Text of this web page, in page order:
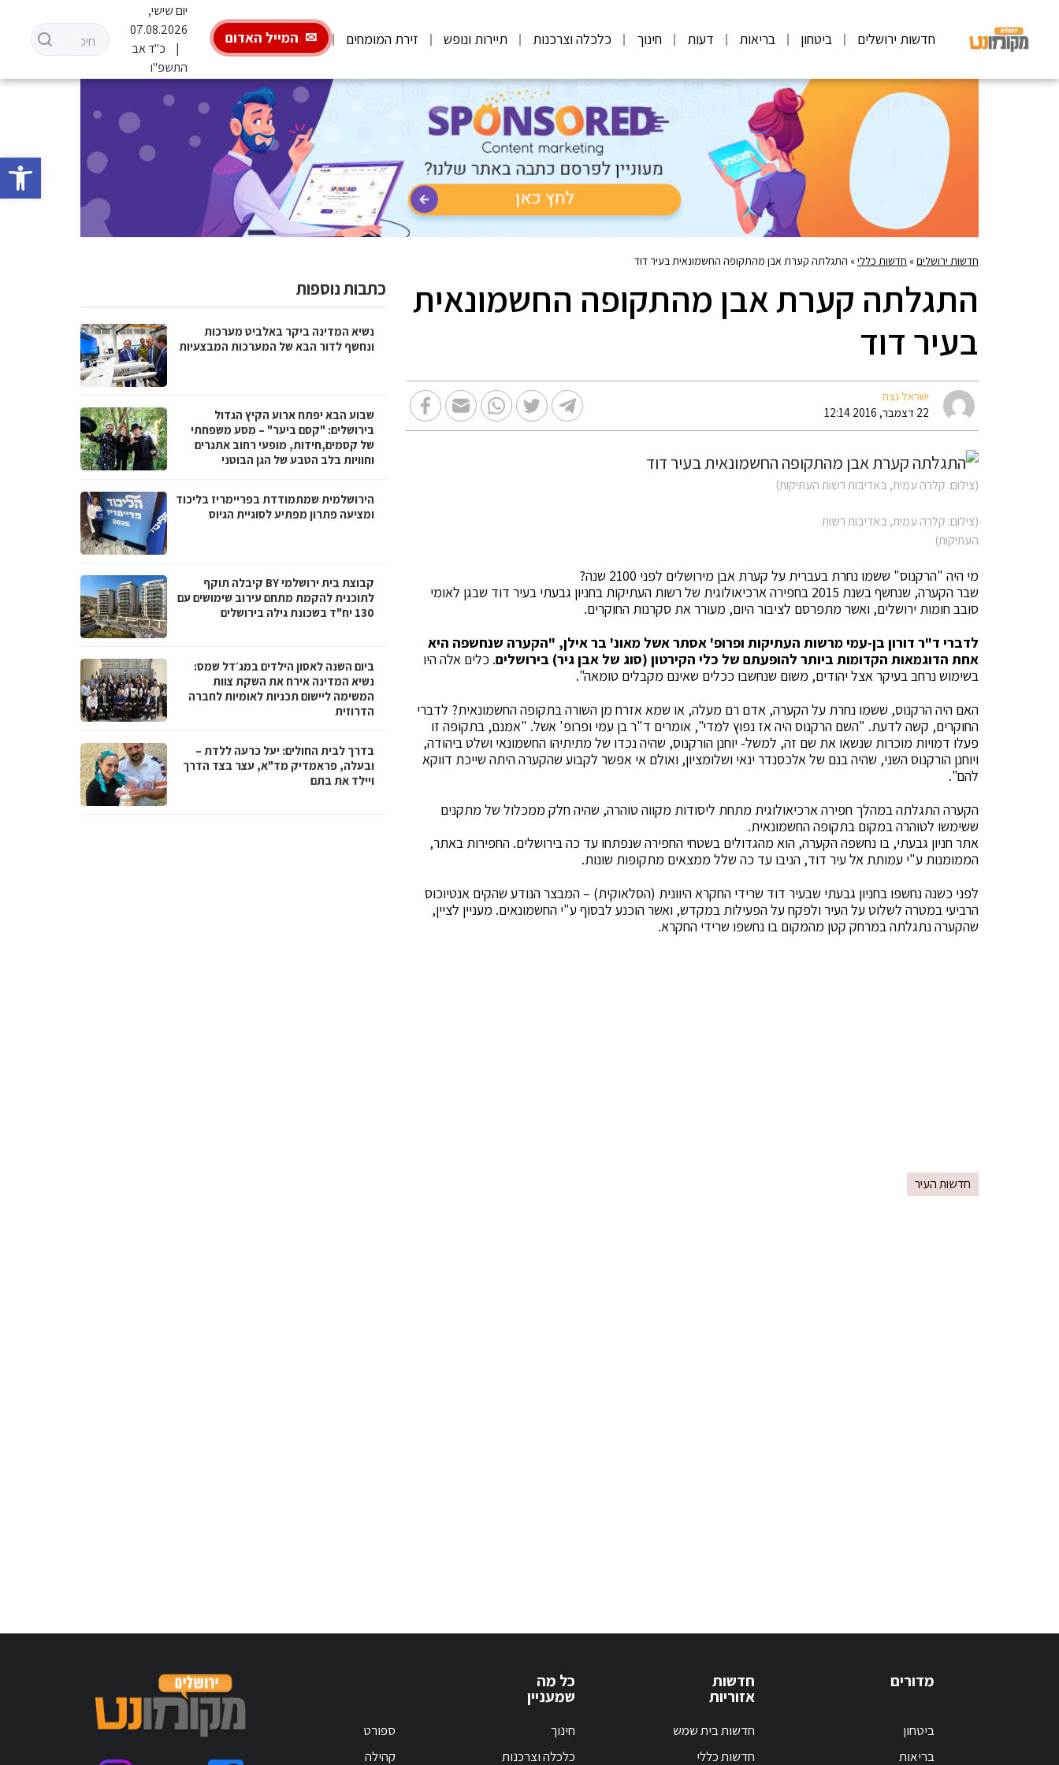
פתח
חדשות ירושלים ביטחון בריאות דעות חינוך כלכלה וצרכנות תיירות ונופש זירת המומחים המייל האדום
יום שישי,
07.08.2026
כ"ד אב
התשפ"ו
חדשות ירושלים» חדשות כללי» התגלתה קערת אבן מהתקופה החשמונאית בעיר דוד
התגלתה קערת אבן מהתקופה החשמונאית
בעיר דוד
ישראל נצח
22 דצמבר, 2016 12:14
(צילום: קלרה עמית, באדיבות רשות העתיקות)
(צילום: קלרה עמית, באדיבות רשות
העתיקות)
מי היה "הרקנוס" ששמו נחרת בעברית על קערת אבן מירושלים לפני 2100 שנה?
שבר הקערה, שנחשף בשנת 2015 בחפירה ארכיאולוגית של רשות העתיקות בחניון גבעתי בעיר דוד שבגן לאומי
סובב חומות ירושלים, ואשר מתפרסם לציבור היום, מעורר את סקרנות החוקרים.
לדברי ד"ר דורון בן-עמי מרשות העתיקות ופרופ' אסתר אשל מאונ' בר אילן, "הקערה שנחשפה היא
אחת הדוגמאות הקדומות ביותר להופעתם של כלי הקירטון (סוג של אבן גיר) בירושלים. כלים אלה היו
בשימוש נרחב בעיקר אצל יהודים, משום שנחשבו ככלים שאינם מקבלים טומאה".
האם היה הרקנוס, ששמו נחרת על הקערה, אדם רם מעלה, או שמא אזרח מן השורה בתקופה החשמונאית? לדברי
החוקרים, קשה לדעת. "השם הרקנוס היה אז נפוץ למדי", אומרים ד"ר בן עמי ופרופ' אשל. "אמנם, בתקופה זו
פעלו דמויות מוכרות שנשאו את שם זה, למשל- יוחנן הורקנוס, שהיה נכדו של מתיתיהו החשמונאי ושלט ביהודה,
ויוחנן הורקנוס השני, שהיה בנם של אלכסנדר ינאי ושלומציון, ואולם אי אפשר לקבוע שהקערה היתה שייכת דווקא
להם".
הקערה התגלתה במהלך חפירה ארכיאולוגית מתחת ליסודות מקווה טוהרה, שהיה חלק ממכלול של מתקנים
ששימשו לטוהרה במקום בתקופה החשמונאית.
אתר חניון גבעתי, בו נחשפה הקערה, הוא מהגדולים בשטחי החפירה שנפתחו עד כה בירושלים. החפירות באתר,
הממומנות ע"י עמותת אל עיר דוד, הניבו עד כה שלל ממצאים מתקופות שונות.
לפני כשנה נחשפו בחניון גבעתי שבעיר דוד שרידי החקרא היוונית (הסלאוקית) – המבצר הנודע שהקים אנטיוכוס
הרביעי במטרה לשלוט על העיר ולפקח על הפעילות במקדש, ואשר הוכנע לבסוף ע"י החשמונאים. מעניין לציין,
שהקערה נתגלתה במרחק קטן מהמקום בו נחשפו שרידי החקרא.
כתבות נוספות
נשיא המדינה ביקר באלביט מערכות
ונחשף לדור הבא של המערכות המבצעיות
שבוע הבא יפתח ארוע הקיץ הגדול
בירושלים: "קסם ביער" – מסע משפחתי
של קסמים,חידות, מופעי רחוב אתגרים
וחוויות בלב הטבע של הגן הבוטני
הירושלמית שמתמודדת בפריימריז בליכוד
ומציעה פתרון מפתיע לסוגיית הגיוס
קבוצת בית ירושלמי BY קיבלה תוקף
לתוכנית להקמת מתחם עירוב שימושים עם
130 יח"ד בשכונת גילה בירושלים
ביום השנה לאסון הילדים במג׳דל שמס:
נשיא המדינה אירח את השקת צוות
המשימה ליישום תכניות לאומיות לחברה
הדרוזית
בדרך לבית החולים: יעל כרעה ללדת –
ובעלה, פראמדיק מד"א, עצר בצד הדרך
ויילד את בתם
חדשות העיר
מדורים
ביטחון
בריאות
חדשות
אזוריות
חדשות בית שמש
חדשות כללי
כל מה
שמעניין
חינוך
כלכלה וצרכנות
ספורט
קהילה